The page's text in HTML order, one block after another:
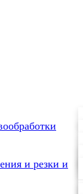
и резки и